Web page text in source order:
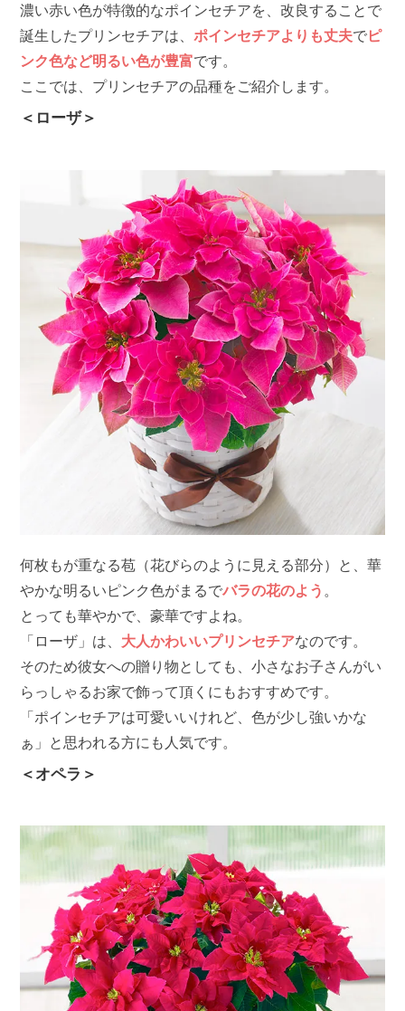
濃い赤い色が特徴的なポインセチアを、改良することで
誕生したプリンセチアは、ポインセチアよりも丈夫でピ
ンク色など明るい色が豊富です。
ここでは、プリンセチアの品種をご紹介します。
＜ローザ＞
何枚もが重なる苞（花びらのように見える部分）と、華
やかな明るいピンク色がまるでバラの花のよう 。
とっても華やかで、豪華ですよね。
「ローザ」は、 大人かわいいプリンセチアなのです。
そのため彼女への贈り物としても、小さなお子さんがい
らっしゃるお家で飾って頂くにもおすすめです。
「ポインセチアは可愛いいけれど、色が少し強いかな
ぁ」と思われる方にも人気です。
＜オペラ＞